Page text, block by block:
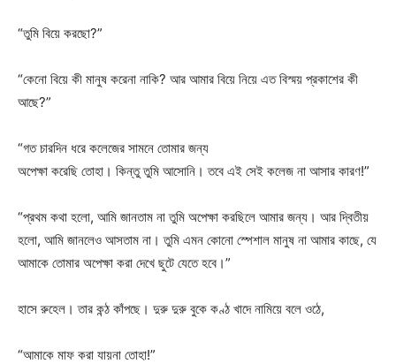
“তুমি বিয়ে করছো?”
“কেনো বিয়ে কী মানুষ করেনা নাকি? আর আমার বিয়ে নিয়ে এত বিস্ময় প্রকাশের কী
আছে?”
“গত চারদিন ধরে কলেজের সামনে তোমার জন্য
অপেক্ষা করেছি তোহা। কিন্তু তুমি আসোনি। তবে এই সেই কলেজ না আসার কারণ!”
“প্রথম কথা হলো, আমি জানতাম না তুমি অপেক্ষা করছিলে আমার জন্য। আর দ্বিতীয়
হলো, আমি জানলেও আসতাম না। তুমি এমন কোনো স্পেশাল মানুষ না আমার কাছে, যে
আমাকে তোমার অপেক্ষা করা দেখে ছুটে যেতে হবে।”
হাসে রুহেল। তার কন্ঠ কাঁপছে। দুরু দুরু বুকে কণ্ঠ খাদে নামিয়ে বলে ওঠে,
“আমাকে মাফ করা যায়না তোহা!”